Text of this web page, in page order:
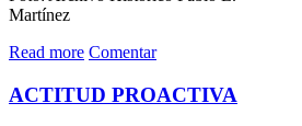
Martínez
Read more Comentar
ACTITUD PROACTIVA